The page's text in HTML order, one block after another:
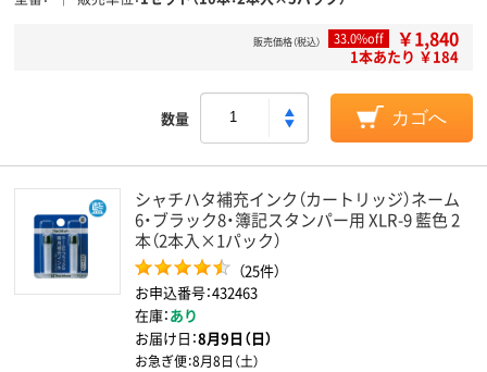
販売価格（税込） 33.0%off ￥1,840
1本あたり ￥184
数量 カゴへ
シャチハタ補充インク（カートリッジ）ネーム
6・ブラック8・簿記スタンパー用 XLR-9 藍色 2
本（2本入×1パック）
（25件）
お申込番号：432463
在庫：あり
お届け日：8月9日（日）
お急ぎ便：8月8日（土）